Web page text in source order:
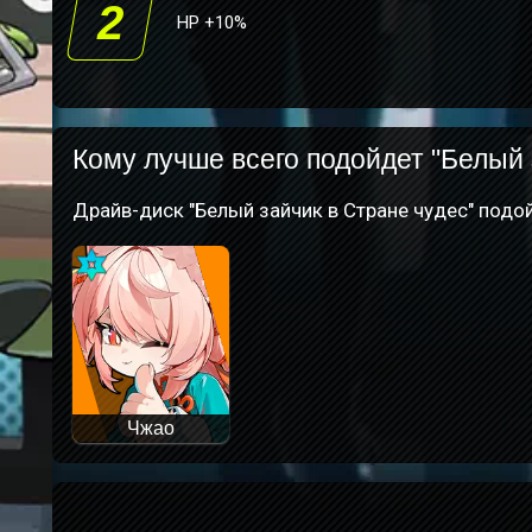
2 HP +10%
Кому лучше всего подойдет "Белый
Драйв-диск "Белый зайчик в Стране чудес"
Чжао